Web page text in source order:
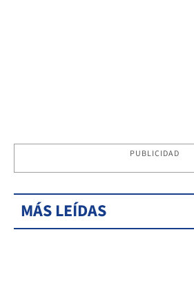
PUBLICIDAD
MÁS LEÍDAS